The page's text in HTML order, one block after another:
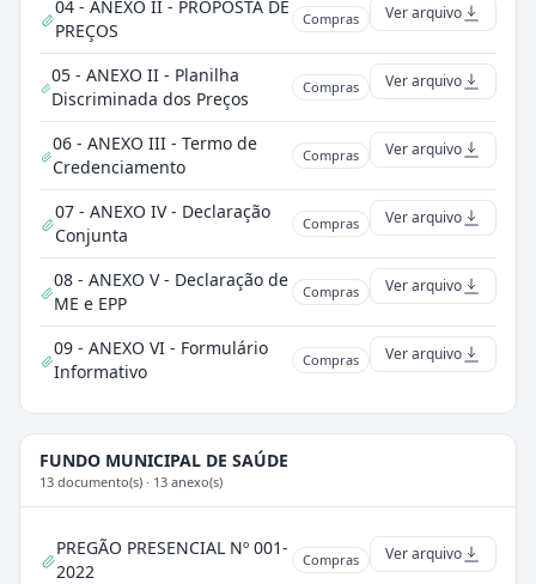
04 - ANEXO II - PROPOSTA DE
PREÇOS
Compras Ver arquivo
05 - ANEXO II - Planilha
Discriminada dos Preços
Compras Ver arquivo
06 - ANEXO III - Termo de
Credenciamento
Compras Ver arquivo
07 - ANEXO IV - Declaração
Conjunta
Compras Ver arquivo
08 - ANEXO V - Declaração de
ME e EPP
Compras Ver arquivo
09 - ANEXO VI - Formulário
Informativo
Compras Ver arquivo
FUNDO MUNICIPAL DE SAÚDE
13 documento(s) · 13 anexo(s)
PREGÃO PRESENCIAL Nº 001-
2022
Compras Ver arquivo